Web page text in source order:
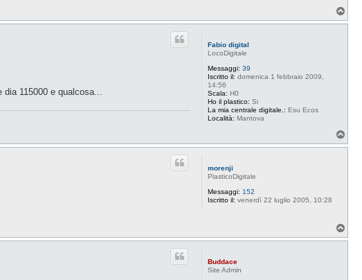
a
d
c
e
o
Fabio digital
LocoDigitale
Messaggi: 39
Iscritto il: domenica 1 febbraio 2009,
14:56
Scala: H0
Ho il plastico: Si
La mia centrale digitale.: Esu Ecos
Località: Mantova
115000 e qualcosa...
o
morenji
PlasticoDigitale
Messaggi: 152
Iscritto il: venerdì 22 luglio 2005, 10:28
o
Buddace
Site Admin